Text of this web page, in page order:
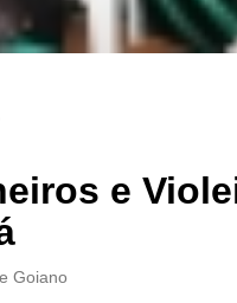
e
Goiano